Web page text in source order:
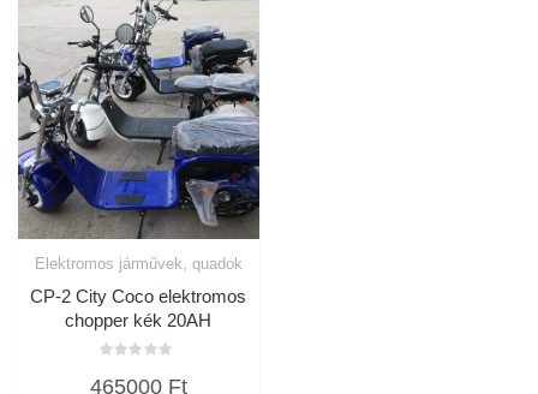
Elektromos járművek, quadok
CP-2 City Coco elektromos
chopper kék 20AH
0
465000 Ft